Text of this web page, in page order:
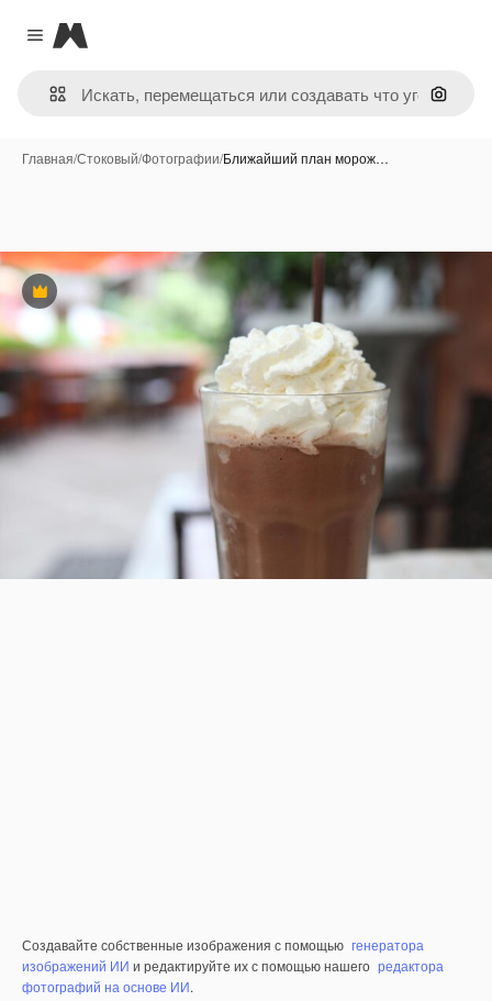
Close menu
Magnific
Поиск
Главная/Стоковый/Фотографии/Ближайший план морож…
Премиум
Создавайте собственные изображения с помощью генератора
изображений ИИ и редактируйте их с помощью нашего редактора
фотографий на основе ИИ.